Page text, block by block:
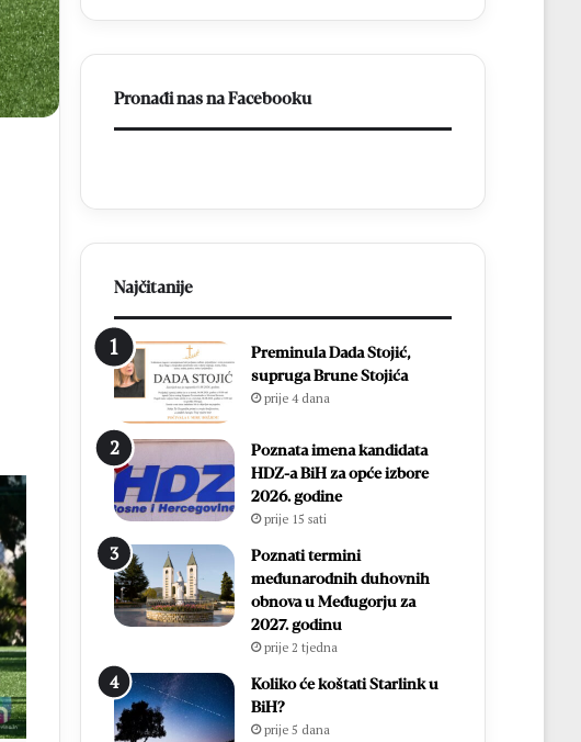
Pronađi nas na Facebooku
Najčitanije
Preminula Dada Stojić,
supruga Brune Stojića
prije 4 dana
Poznata imena kandidata
HDZ-a BiH za opće izbore
2026. godine
prije 15 sati
Poznati termini
međunarodnih duhovnih
obnova u Međugorju za
2027. godinu
prije 2 tjedna
Koliko će koštati Starlink u
BiH?
prije 5 dana